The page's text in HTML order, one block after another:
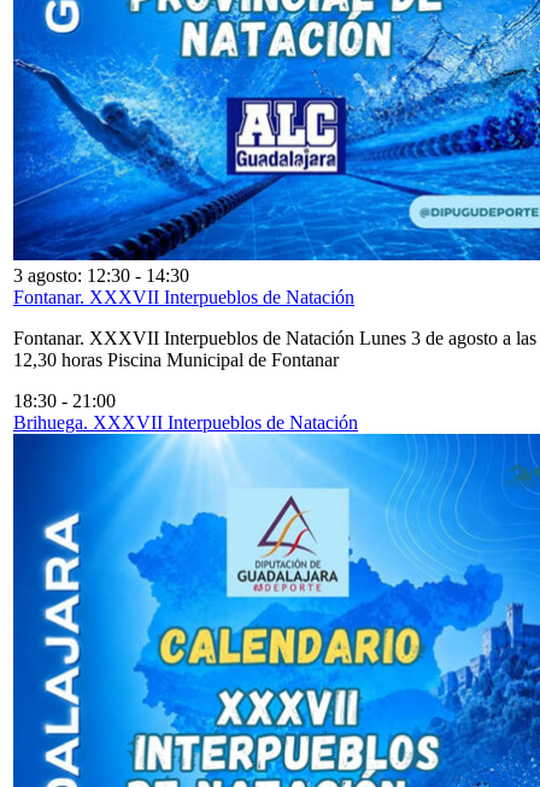
3 agosto: 12:30 - 14:30
Fontanar. XXXVII Interpueblos de Natación
Fontanar. XXXVII Interpueblos de Natación Lunes 3 de agosto a las
12,30 horas Piscina Municipal de Fontanar
18:30 - 21:00
Brihuega. XXXVII Interpueblos de Natación